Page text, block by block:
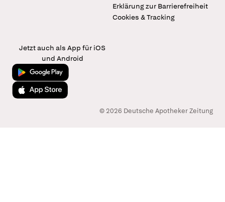
Erklärung zur Barrierefreiheit
Cookies & Tracking
Jetzt auch als App für iOS
und Android
Jetzt bei Google Play
Laden im App Store
© 2026 Deutsche Apotheker Zeitung